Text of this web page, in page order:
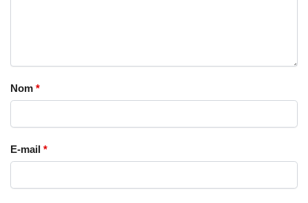
Nom *
E-mail *